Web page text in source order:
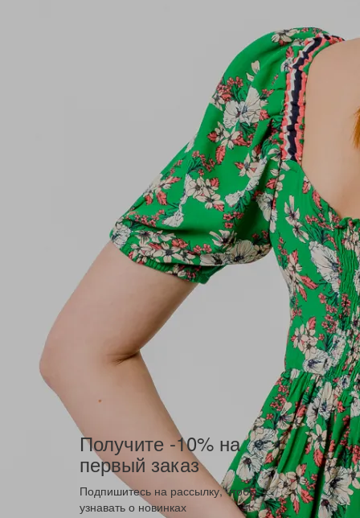
Получите -10% на
первый заказ
Подпишитесь на рассылку, чтобы
узнавать о новинках